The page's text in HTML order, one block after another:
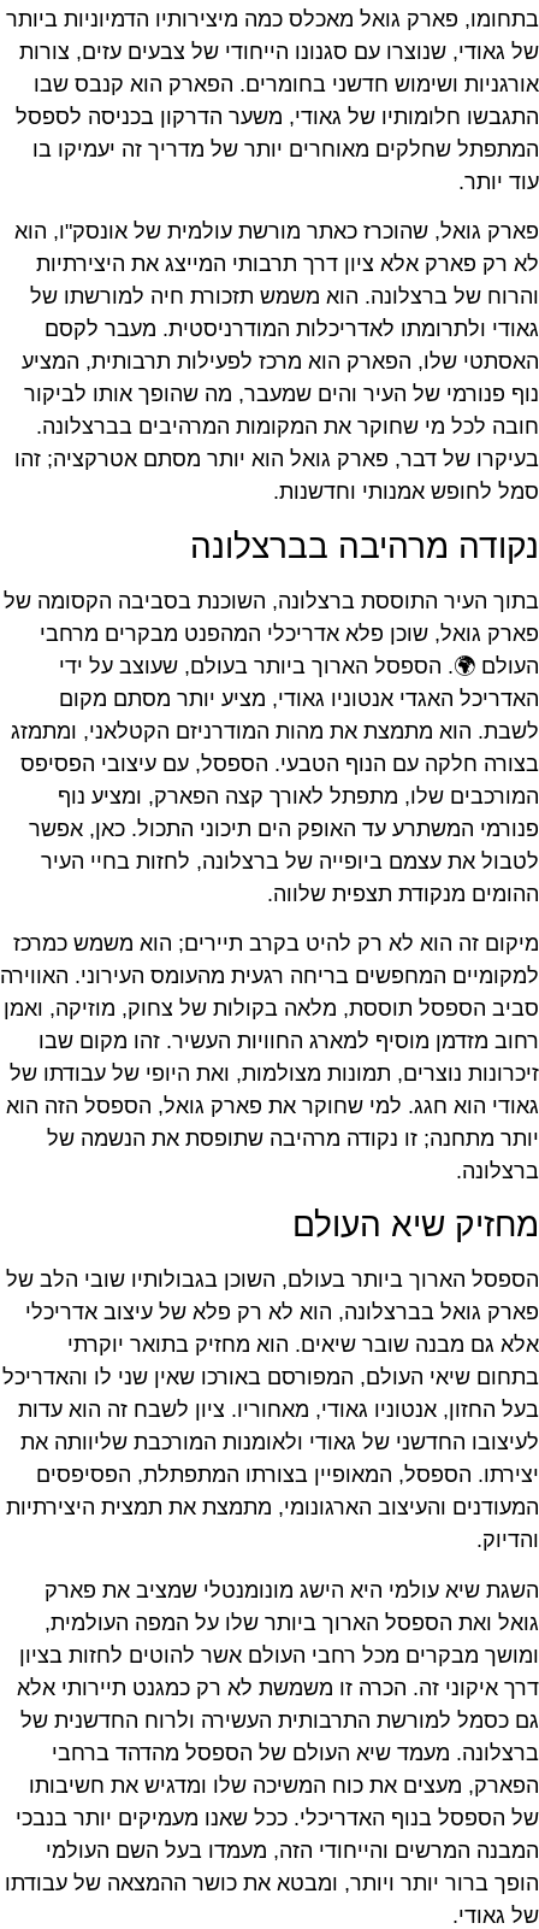
בתחומו, פארק גואל מאכלס כמה מיצירותיו הדמיוניות ביותר
של גאודי, שנוצרו עם סגנונו הייחודי של צבעים עזים, צורות
אורגניות ושימוש חדשני בחומרים. הפארק הוא קנבס שבו
התגבשו חלומותיו של גאודי, משער הדרקון בכניסה לספסל
המתפתל שחלקים מאוחרים יותר של מדריך זה יעמיקו בו
עוד יותר.
פארק גואל, שהוכרז כאתר מורשת עולמית של אונסק"ו, הוא
לא רק פארק אלא ציון דרך תרבותי המייצג את היצירתיות
והרוח של ברצלונה. הוא משמש תזכורת חיה למורשתו של
גאודי ולתרומתו לאדריכלות המודרניסטית. מעבר לקסם
האסתטי שלו, הפארק הוא מרכז לפעילות תרבותית, המציע
נוף פנורמי של העיר והים שמעבר, מה שהופך אותו לביקור
חובה לכל מי שחוקר את המקומות המרהיבים בברצלונה.
בעיקרו של דבר, פארק גואל הוא יותר מסתם אטרקציה; זהו
סמל לחופש אמנותי וחדשנות.
נקודה מרהיבה בברצלונה
בתוך העיר התוססת ברצלונה, השוכנת בסביבה הקסומה של
פארק גואל, שוכן פלא אדריכלי המהפנט מבקרים מרחבי
העולם 🌍. הספסל הארוך ביותר בעולם, שעוצב על ידי
האדריכל האגדי אנטוניו גאודי, מציע יותר מסתם מקום
לשבת. הוא מתמצת את מהות המודרניזם הקטלאני, ומתמזג
בצורה חלקה עם הנוף הטבעי. הספסל, עם עיצובי הפסיפס
המורכבים שלו, מתפתל לאורך קצה הפארק, ומציע נוף
פנורמי המשתרע עד האופק הים תיכוני התכול. כאן, אפשר
לטבול את עצמם ביופייה של ברצלונה, לחזות בחיי העיר
ההומים מנקודת תצפית שלווה.
מיקום זה הוא לא רק להיט בקרב תיירים; הוא משמש כמרכז
למקומיים המחפשים בריחה רגעית מהעומס העירוני. האווירה
סביב הספסל תוססת, מלאה בקולות של צחוק, מוזיקה, ואמן
רחוב מזדמן מוסיף למארג החוויות העשיר. זהו מקום שבו
זיכרונות נוצרים, תמונות מצולמות, ואת היופי של עבודתו של
גאודי הוא חגג. למי שחוקר את פארק גואל, הספסל הזה הוא
יותר מתחנה; זו נקודה מרהיבה שתופסת את הנשמה של
ברצלונה.
מחזיק שיא העולם
הספסל הארוך ביותר בעולם, השוכן בגבולותיו שובי הלב של
פארק גואל בברצלונה, הוא לא רק פלא של עיצוב אדריכלי
אלא גם מבנה שובר שיאים. הוא מחזיק בתואר יוקרתי
בתחום שיאי העולם, המפורסם באורכו שאין שני לו והאדריכל
בעל החזון, אנטוניו גאודי, מאחוריו. ציון לשבח זה הוא עדות
לעיצובו החדשני של גאודי ולאומנות המורכבת שליוותה את
יצירתו. הספסל, המאופיין בצורתו המתפתלת, הפסיפסים
המעודנים והעיצוב הארגונומי, מתמצת את תמצית היצירתיות
והדיוק.
השגת שיא עולמי היא הישג מונומנטלי שמציב את פארק
גואל ואת הספסל הארוך ביותר שלו על המפה העולמית,
ומושך מבקרים מכל רחבי העולם אשר להוטים לחזות בציון
דרך איקוני זה. הכרה זו משמשת לא רק כמגנט תיירותי אלא
גם כסמל למורשת התרבותית העשירה ולרוח החדשנית של
ברצלונה. מעמד שיא העולם של הספסל מהדהד ברחבי
הפארק, מעצים את כוח המשיכה שלו ומדגיש את חשיבותו
של הספסל בנוף האדריכלי. ככל שאנו מעמיקים יותר בנבכי
המבנה המרשים והייחודי הזה, מעמדו בעל השם העולמי
הופך ברור יותר ויותר, ומבטא את כושר ההמצאה של עבודתו
של גאודי.